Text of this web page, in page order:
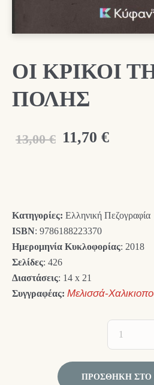
ΟΙ ΚΡΙΚΟΙ
ΠΟΛΗΣ
13,00 € Original
11,70 €Η
11,70
Κατηγορίες: Ελληνική Πεζογραφία
ISBN: 9786188223370
Ημερομηνία Κυκλοφορίας: 2018
Σελίδες: 426
Διαστάσεις: 14 x 21
Συγγραφέας: Μελισσά-
ΠΡΟΣΘΉΚΗ ΣΤΟ